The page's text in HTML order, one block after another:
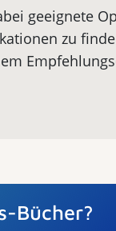
geeignete
zu
Bücher?